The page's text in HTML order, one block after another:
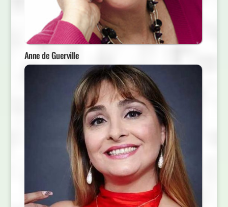
Anne de Guerville